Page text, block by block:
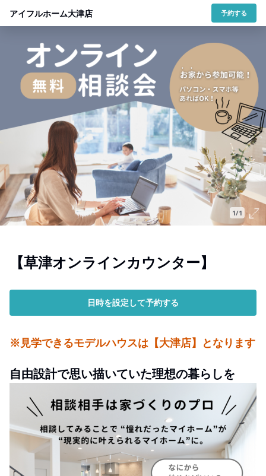
アイフルホーム大津店 予約する
1/1
【草津オンラインカウンター】
日時を設定して予約する
※見学できるモデルハウスは【大津店】となります
自由設計で思い描いていた理想の暮らしを